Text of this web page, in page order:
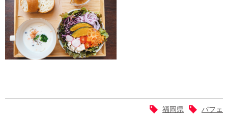
福岡県 パフェ